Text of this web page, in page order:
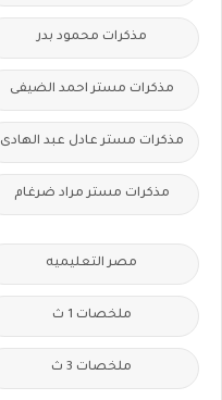
مذكرات محمود بدر
مذكرات مستر احمد الضيفى
مذكرات مستر عادل عبد الهادى
مذكرات مستر مراد ضرغام
مصر التعليميه
ملخصات 1 ث
ملخصات 3 ث